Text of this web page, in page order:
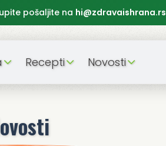
pošaljite na hi@zdravaishrana.rs
Recepti Novosti